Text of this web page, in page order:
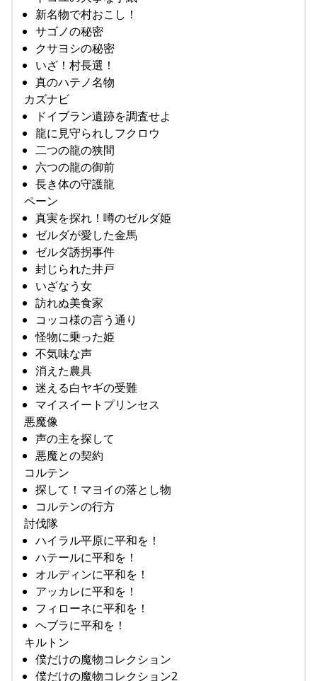
新名物で村おこし！
サゴノの秘密
クサヨシの秘密
いざ！村長選！
真のハテノ名物
カズナビ
ドイブラン遺跡を調査せよ
龍に見守られしフクロウ
二つの龍の狭間
六つの龍の御前
長き体の守護龍
ペーン
真実を探れ！噂のゼルダ姫
ゼルダが愛した金馬
ゼルダ誘拐事件
封じられた井戸
いざなう女
訪れぬ美食家
コッコ様の言う通り
怪物に乗った姫
不気味な声
消えた農具
迷える白ヤギの受難
マイスイートプリンセス
悪魔像
声の主を探して
悪魔との契約
コルテン
探して！マヨイの落とし物
コルテンの行方
討伐隊
ハイラル平原に平和を！
ハテールに平和を！
オルディンに平和を！
アッカレに平和を！
フィローネに平和を！
ヘブラに平和を！
キルトン
僕だけの魔物コレクション
僕だけの魔物コレクション2